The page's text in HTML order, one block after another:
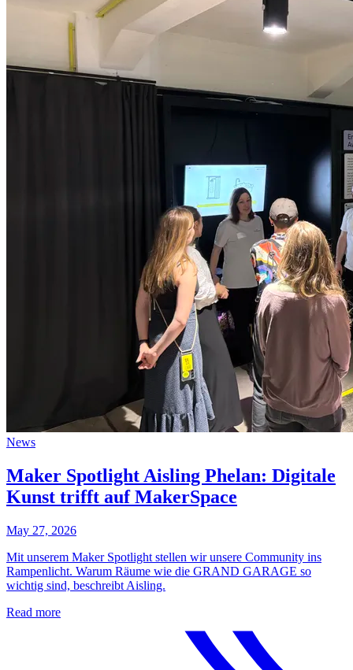
News
Maker Spotlight Aisling Phelan: Digitale
Kunst trifft auf MakerSpace
May 27, 2026
Mit unserem Maker Spotlight stellen wir unsere Community ins
Rampenlicht. Warum Räume wie die GRAND GARAGE so
wichtig sind, beschreibt Aisling.
Read more